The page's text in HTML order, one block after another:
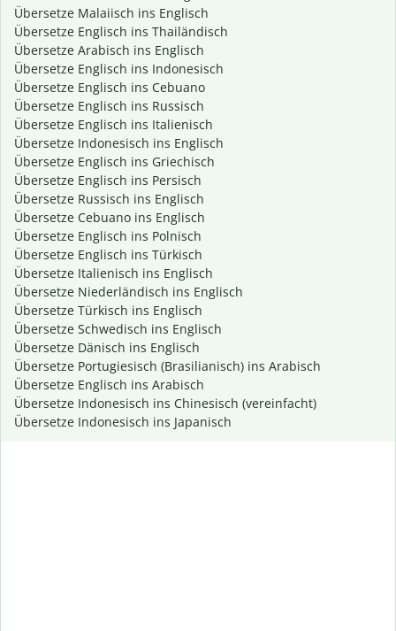
Übersetze Malaiisch ins Englisch
Übersetze Englisch ins Thailändisch
Übersetze Arabisch ins Englisch
Übersetze Englisch ins Indonesisch
Übersetze Englisch ins Cebuano
Übersetze Englisch ins Russisch
Übersetze Englisch ins Italienisch
Übersetze Indonesisch ins Englisch
Übersetze Englisch ins Griechisch
Übersetze Englisch ins Persisch
Übersetze Russisch ins Englisch
Übersetze Cebuano ins Englisch
Übersetze Englisch ins Polnisch
Übersetze Englisch ins Türkisch
Übersetze Italienisch ins Englisch
Übersetze Niederländisch ins Englisch
Übersetze Türkisch ins Englisch
Übersetze Schwedisch ins Englisch
Übersetze Dänisch ins Englisch
Übersetze Portugiesisch (Brasilianisch) ins Arabisch
Übersetze Englisch ins Arabisch
Übersetze Indonesisch ins Chinesisch (vereinfacht)
Übersetze Indonesisch ins Japanisch